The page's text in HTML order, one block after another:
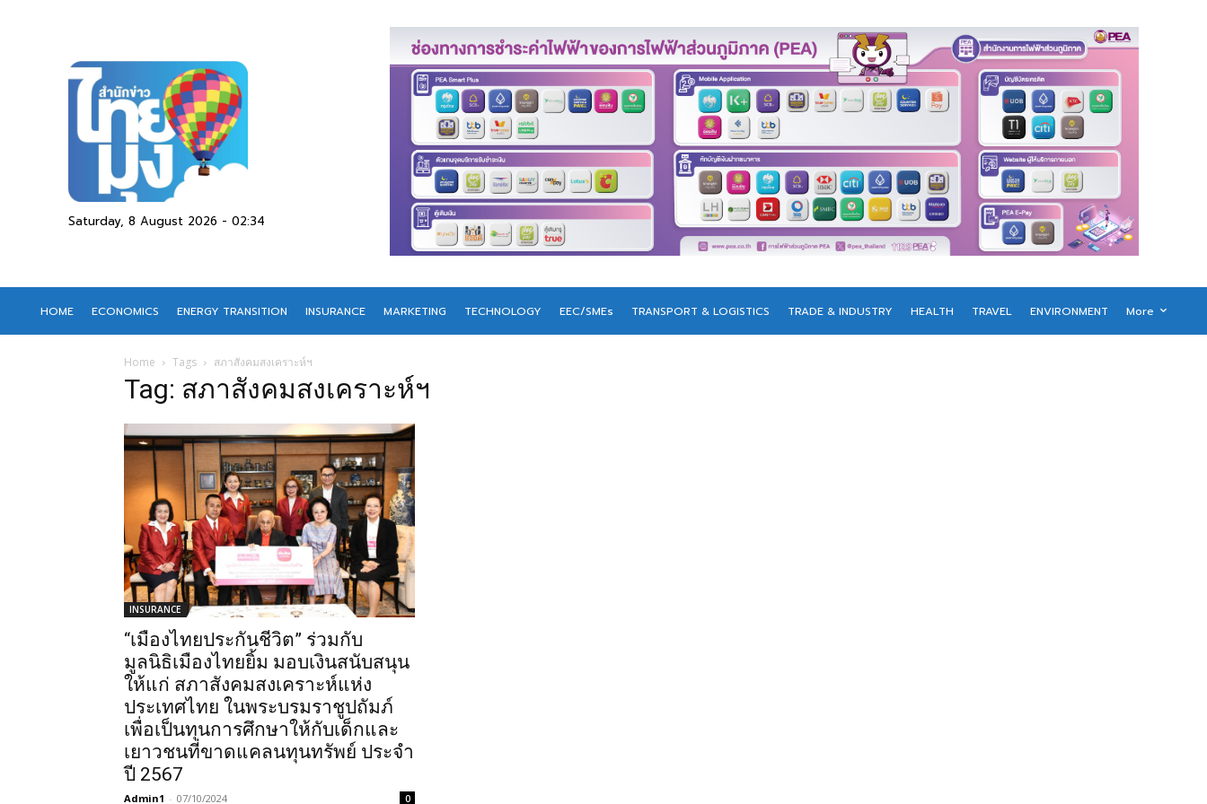
Saturday, 8 August 2026 - 02:34
HOME ECONOMICS ENERGY TRANSITION INSURANCE MARKETING TECHNOLOGY EEC/SMEs TRANSPORT & LOGISTICS TRADE & INDUSTRY HEALTH TRAVEL ENVIRONMENT More
Home Tags สภาสังคมสงเคราะห์ฯ
Tag: สภาสังคมสงเคราะห์ฯ
INSURANCE
“เมืองไทยประกันชีวิต” ร่วมกับ
มูลนิธิเมืองไทยยิ้ม มอบเงินสนับสนุน
ให้แก่ สภาสังคมสงเคราะห์แห่ง
ประเทศไทย ในพระบรมราชูปถัมภ์
เพื่อเป็นทุนการศึกษาให้กับเด็กและ
เยาวชนที่ขาดแคลนทุนทรัพย์ ประจำ
ปี 2567
Admin1 - 07/10/2024 0